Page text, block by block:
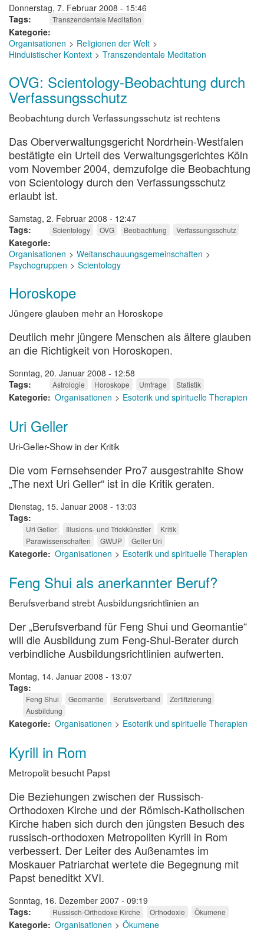
Donnerstag, 7. Februar 2008 - 15:46
Tags
Transzendentale Meditation
Kategorie
Organisationen
Religionen der Welt
Hinduistischer Kontext
Transzendentale Meditation
OVG: Scientology-Beobachtung durch
Verfassungsschutz
Beobachtung durch Verfassungsschutz ist rechtens
Das Oberverwaltungsgericht Nordrhein-Westfalen
bestätigte ein Urteil des Verwaltungsgerichtes Köln
vom November 2004, demzufolge die Beobachtung
von Scientology durch den Verfassungsschutz
erlaubt ist.
Samstag, 2. Februar 2008 - 12:47
Tags
Scientology OVG Beobachtung Verfassungsschutz
Kategorie
Organisationen
Weltanschauungsgemeinschaften
Psychogruppen
Scientology
Horoskope
Jüngere glauben mehr an Horoskope
Deutlich mehr jüngere Menschen als ältere glauben
an die Richtigkeit von Horoskopen.
Sonntag, 20. Januar 2008 - 12:58
Tags
Astrologie Horoskope Umfrage Statistik
Kategorie Organisationen Esoterik und spirituelle Therapien
Uri Geller
Uri-Geller-Show in der Kritik
Die vom Fernsehsender Pro7 ausgestrahlte Show
„The next Uri Geller“ ist in die Kritik geraten.
Dienstag, 15. Januar 2008 - 13:03
Tags
Uri Geller Illusions- und Trickkünstler
Kritik
Parawissenschaften
GWUP Geller Uri
Kategorie Organisationen Esoterik und spirituelle Therapien
Feng Shui als anerkannter Beruf?
Berufsverband strebt Ausbildungsrichtlinien an
Der „Berufsverband für Feng Shui und Geomantie“
will die Ausbildung zum Feng-Shui-Berater durch
verbindliche Ausbildungsrichtlinien aufwerten.
Montag, 14. Januar 2008 - 13:07
Tags
Feng Shui Geomantie Berufsverband
Zertifizierung
Ausbildung
Kategorie Organisationen Esoterik und spirituelle Therapien
Kyrill in Rom
Metropolit besucht Papst
Die Beziehungen zwischen der Russisch-
Orthodoxen Kirche und der Römisch-Katholischen
Kirche haben sich durch den jüngsten Besuch des
russisch-orthodoxen Metropoliten Kyrill in Rom
verbessert. Der Leiter des Außenamtes im
Moskauer Patriarchat wertete die Begegnung mit
Papst beneditkt XVI.
Sonntag, 16. Dezember 2007 - 09:19
Tags
Russisch-Orthodoxe Kirche Orthodoxie Ökumene
Kategorie Organisationen Ökumene